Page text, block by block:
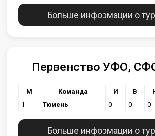
Больше информации о
Первенство УФО,
М Команда И В
1
Тюмень 0 0 0
Больше информации о